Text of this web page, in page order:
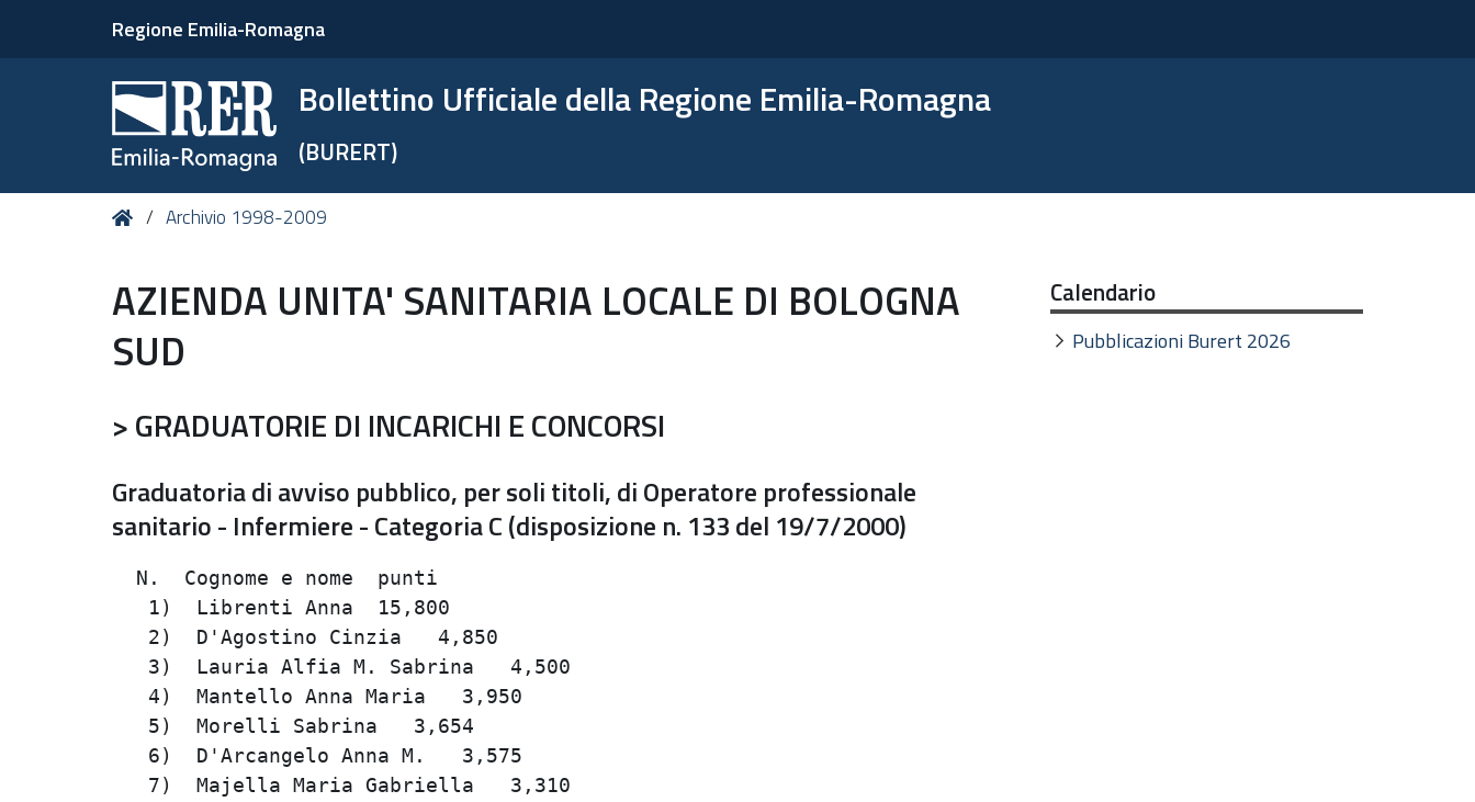
Regione Emilia-Romagna
Bollettino Ufficiale della Regione Emilia-Romagna
(BURERT)
Tu HomeArchivio 1998-2009
AZIENDA UNITA' SANITARIA LOCALE DI BOLOGNA
SUD
> GRADUATORIE DI INCARICHI E CONCORSI
Graduatoria di avviso pubblico, per soli titoli, di Operatore professionale
sanitario - Infermiere - Categoria C (disposizione n. 133 del 19/7/2000)
  N.  Cognome e nome  punti
   1)  Librenti Anna  15,800
   2)  D'Agostino Cinzia   4,850
   3)  Lauria Alfia M. Sabrina   4,500
   4)  Mantello Anna Maria   3,950
   5)  Morelli Sabrina   3,654
   6)  D'Arcangelo Anna M.   3,575
   7)  Majella Maria Gabriella   3,310
Calendario
Pubblicazioni Burert 2026